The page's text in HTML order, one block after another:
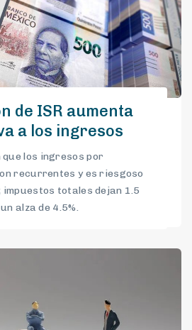
de ISR aumenta
a los ingresos
los ingresos por
recurrentes y es riesgoso
impuestos totales dejan 1.5
alza de 4.5%.